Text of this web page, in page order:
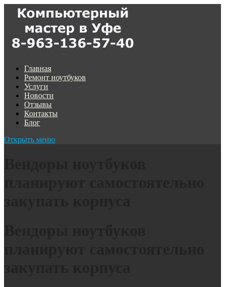
Главная
Ремонт ноутбуков
Услуги
Новости
Отзывы
Контакты
Блог
Открыть меню